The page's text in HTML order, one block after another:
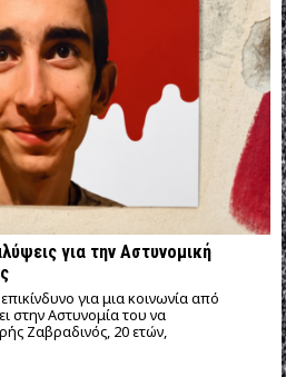
για την Αστυνομική
για μια κοινωνία από
στην Αστυνομία του να
Ζαβραδινός, 20 ετών,